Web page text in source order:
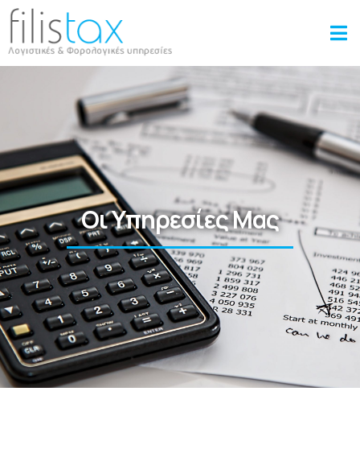
Οι Υπηρεσίες Μας